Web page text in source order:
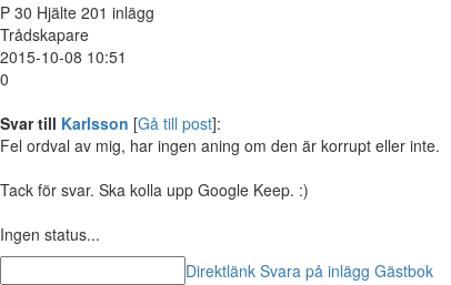
P 30 Hjälte 201 inlägg
Trådskapare
2015-10-08 10:51
0
Svar till Karlsson [Gå till post]:
Fel ordval av mig, har ingen aning om den är korrupt eller inte.
Tack för svar. Ska kolla upp Google Keep. :)
Ingen status...
Direktlänk Svara på inlägg Gästbok